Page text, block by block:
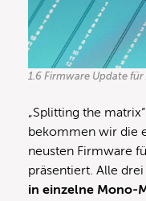
1.6 Firmware Update
„Splitting the
bekommen wir die
neusten Firmware
präsentiert. Alle drei
in einzelne Mono-